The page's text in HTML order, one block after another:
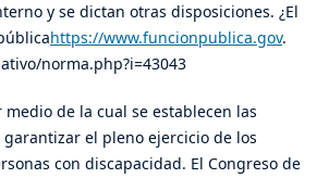
y se dictan otras disposiciones. ¿El
https://www.funcionpublica.gov.
norma.php?i=43043
medio de la cual se establecen las
el pleno ejercicio de los
con discapacidad. El Congreso de